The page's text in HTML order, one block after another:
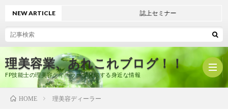
理美容業、あれこれブログ！！
FP技能士の理美容ディーラーが発信する身近な情報
NEW ARTICLE 誌上セミナー
HOME 理美容ディーラー